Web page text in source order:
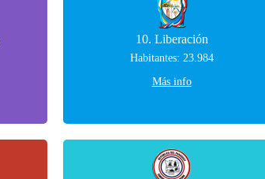
10. Liberación
Habitantes: 23.984
Más info